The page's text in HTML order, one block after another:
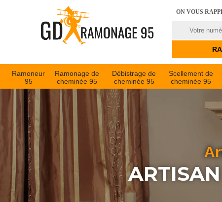
ON VOUS
Ramoneur
95
Ramonage de
cheminée 95
Débistrage de
cheminée 95
Scellement de
cheminée 95